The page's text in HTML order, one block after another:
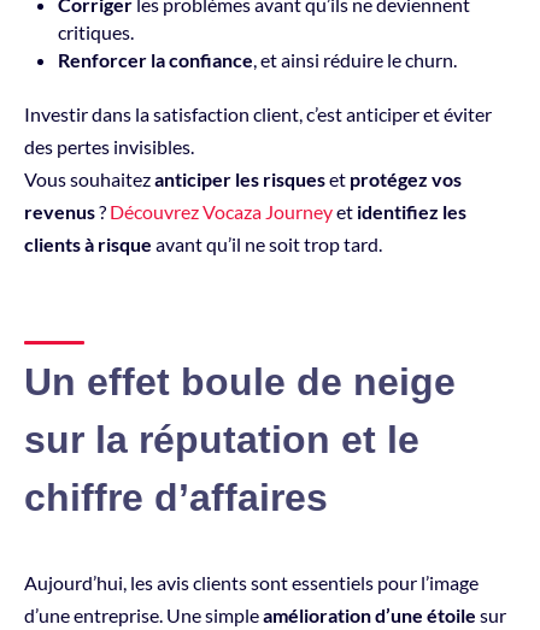
critiques.
Renforcer la confiance , et ainsi réduire le churn.
Investir dans la satisfaction client, c’est anticiper et éviter
des pertes invisibles.
Vous souhaitezanticiper les risqueset protégez vos
revenus? Découvrez Vocaza Journeyet identifiez les
clients à risque avant qu’il ne soit trop tard.
Un effet boule de neige
sur la réputation et le
chiffre d’affaires
Aujourd’hui, les avis clients sont essentiels pour l’image
d’une entreprise. Une simpleamélioration d’une étoile sur